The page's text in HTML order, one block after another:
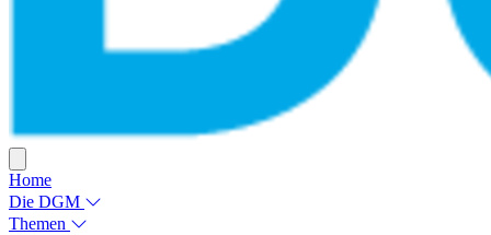
Home
Die DGM
Themen